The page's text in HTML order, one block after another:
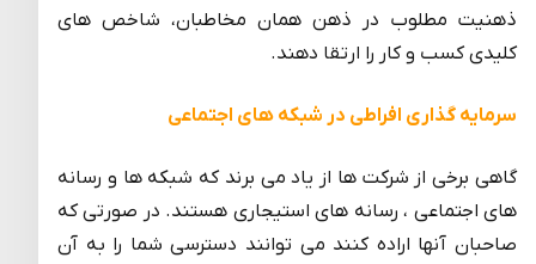
ذهنیت مطلوب در ذهن همان مخاطبان، شاخص های
کلیدی کسب و کار را ارتقا دهند.
سرمایه گذاری افراطی در شبکه های اجتماعی
گاهی برخی از شرکت ها از یاد می برند که شبکه ها و رسانه
های اجتماعی ، رسانه های استیجاری هستند. در صورتی که
صاحبان آنها اراده کنند می توانند دسترسی شما را به آن